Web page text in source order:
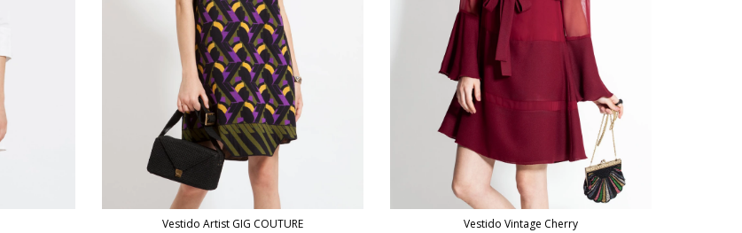
Vestido Artist GIG COUTURE Vestido Vintage Cherry